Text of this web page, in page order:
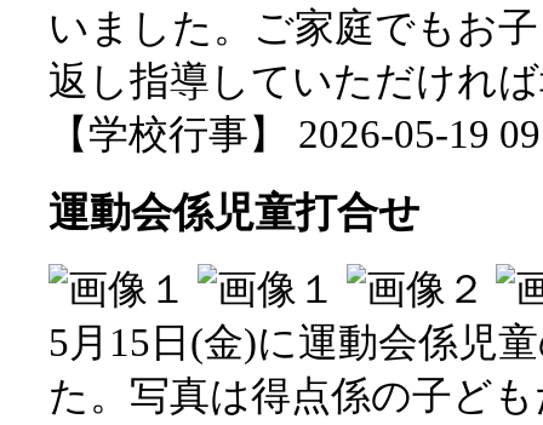
いました。ご家庭でもお
返し指導していただけれ
【学校行事】 2026-05-19
運動会係児童打合せ
5月15日(金)に運動会係児
た。写真は得点係の子ど